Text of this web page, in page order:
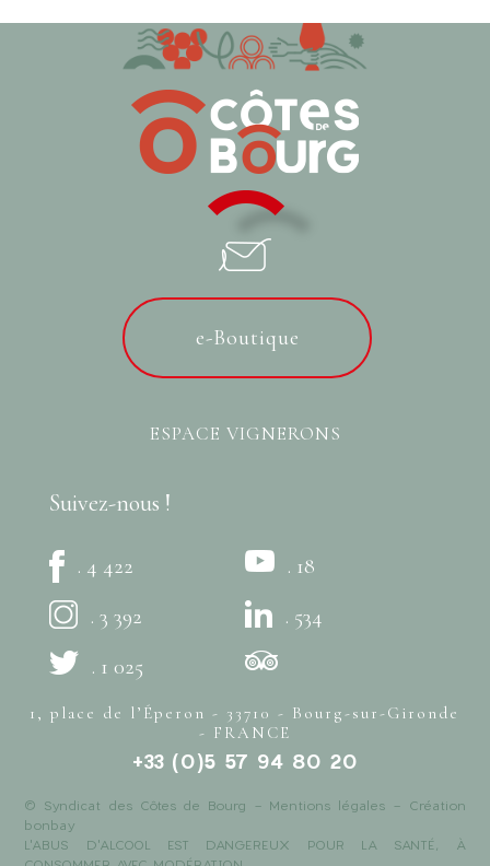
e-Boutique
ESPACE VIGNERONS
Suivez-nous !
. 4 422
. 3 392
. 1 025
. 18
. 534
1, place de l’Éperon - 33710 - Bourg-sur-Gironde
- FRANCE
+33 (0)5 57 94 80 20
© Syndicat des Côtes de Bourg - Mentions légales - Création
bonbay
L'ABUS D'ALCOOL EST DANGEREUX POUR LA SANTÉ, À